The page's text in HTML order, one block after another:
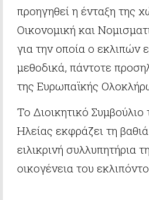
προηγηθεί η ένταξη της
Οικονομική και
για την οποία ο εκλιπών
μεθοδικά, πάντοτε
της Ευρωπαϊκής
Το Διοικητικό Συμβούλιο
Ηλείας εκφράζει τη
ειλικρινή συλλυπητήρια
οικογένεια του